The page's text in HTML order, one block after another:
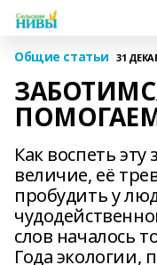
Общие статьи 31
Как воспеть
величие, её
пробудить у
слов началось
Года